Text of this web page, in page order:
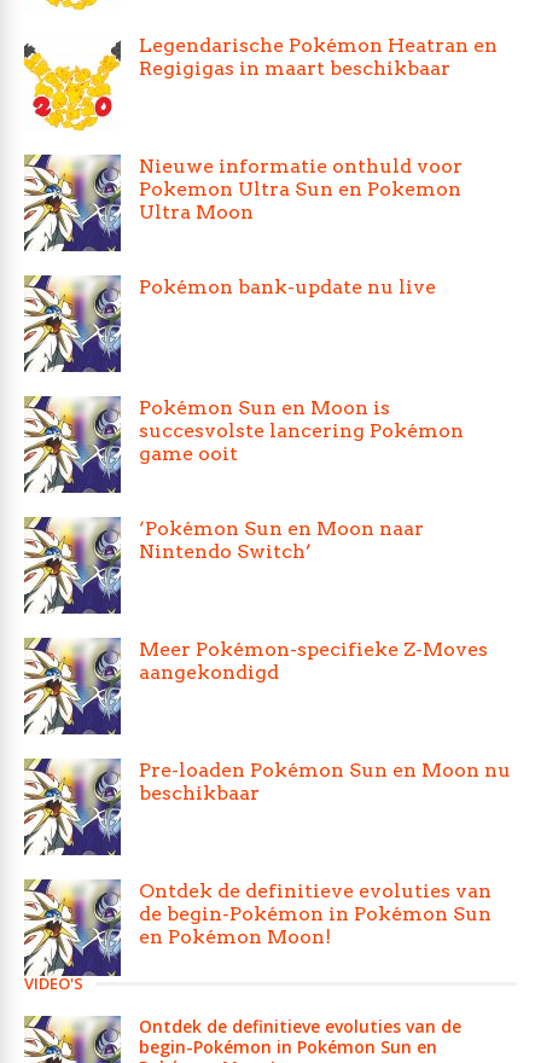
Legendarische Pokémon Heatran en
Regigigas in maart beschikbaar
Nieuwe informatie onthuld voor
Pokemon Ultra Sun en Pokemon
Ultra Moon
Pokémon bank-update nu live
Pokémon Sun en Moon is
succesvolste lancering Pokémon
game ooit
‘Pokémon Sun en Moon naar
Nintendo Switch’
Meer Pokémon-specifieke Z-Moves
aangekondigd
Pre-loaden Pokémon Sun en Moon nu
beschikbaar
Ontdek de definitieve evoluties van
de begin-Pokémon in Pokémon Sun
en Pokémon Moon!
VIDEO'S
Ontdek de definitieve evoluties van de
begin-Pokémon in Pokémon Sun en